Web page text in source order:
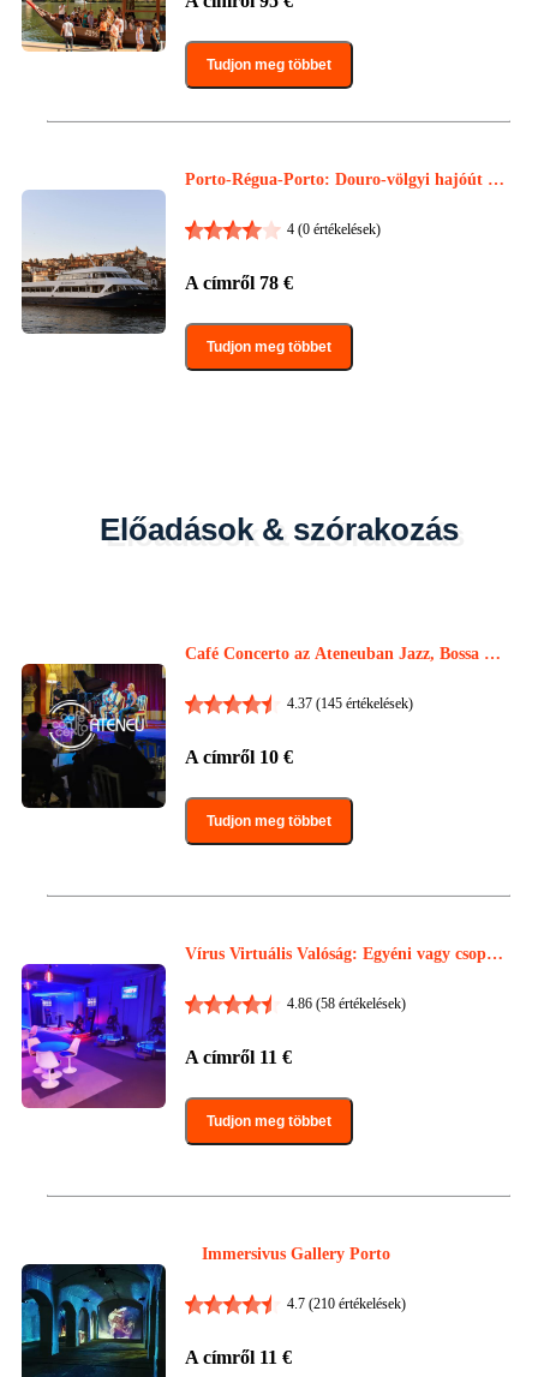
Tudjon meg többet
Porto-Régua-Porto: Douro-völgyi hajóút re
4 (0 értékelések)
A címről 78 €
Tudjon meg többet
Előadások & szórakozás
Café Concerto az Ateneuban Jazz, Bossa No
4.37 (145 értékelések)
A címről 10 €
Tudjon meg többet
Vírus Virtuális Valóság: Egyéni vagy csopor
4.86 (58 értékelések)
A címről 11 €
Tudjon meg többet
Immersivus Gallery Porto
4.7 (210 értékelések)
A címről 11 €